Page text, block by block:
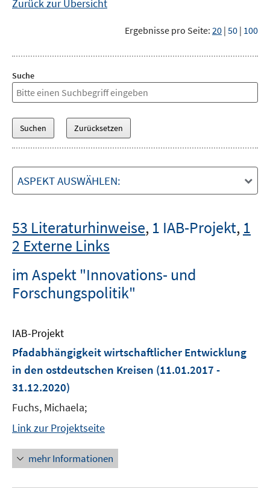
Zurück zur Übersicht
Ergebnisse pro Seite: 20 | 50 | 100
Suche
ASPEKT AUSWÄHLEN:
53 Literaturhinweise, 1 IAB-Projekt, 1
2 Externe Links
im Aspekt "Innovations- und
Forschungspolitik"
IAB-Projekt
Pfadabhängigkeit wirtschaftlicher Entwicklung
in den ostdeutschen Kreisen (11.01.2017 -
31.12.2020)
Fuchs, Michaela;
Link zur Projektseite
mehr Informationen